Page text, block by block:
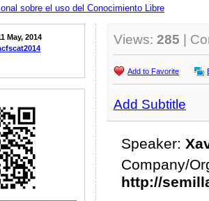
sobre el uso del Conocimiento Libre
May, 2014
Views: 285 |
Add to Favorite
Add Subtitle
Speaker:
Company/
http://